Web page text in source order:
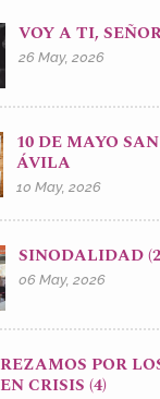
VOY A TI,
26 May, 2026
10 DE MAYO
ÁVILA
10 May, 2026
SINODALIDAD
06 May, 2026
REZAMOS POR
EN CRISIS (4)